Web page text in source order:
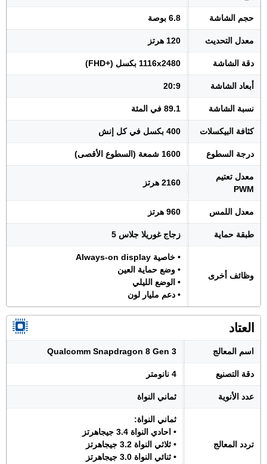
حجم الشاشة 6.8 بوصة
معدل التحديث 120 هرتز
دقة الشاشة 1116x2480 بكسل (+FHD)
أبعاد الشاشة 20:9
نسبة الشاشة 89.1 في المئة
كثافة البيكسلات 400 بكسل في كل إنش
درجة السطوع 1600 شمعة (السطوع الأقصى)
معدل تعتيم
PWM
2160 هرتز
معدل اللمس 960 هرتز
طبقة حماية زجاج غوريلا جلاس 5
وظائف أخرى
• خاصية Always-on display
• وضع حماية العين
• الوضع الليلي
• دعم مليار لون
العتاد
اسم المعالج Qualcomm Snapdragon 8 Gen 3
دقة التصنيع 4 نانومتر
عدد الأنوية ثماني النواة
تردد المعالج
ثماني النواة:
• احادي النواة 3.4 جيجاهرتز
• ثلاثي النواة 3.2 جيجاهرتز
• ثنائي النواة 3.0 جيجاهرتز